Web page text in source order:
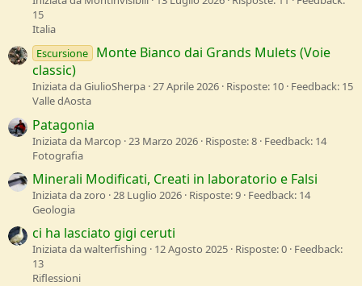
15
Italia
Escursione
Monte Bianco dai Grands Mulets (Voie
classic)
Iniziata da GiulioSherpa 27 Aprile 2026 Risposte: 10 Feedback: 15
Valle dAosta
Patagonia
Iniziata da Marcop 23 Marzo 2026 Risposte: 8 Feedback: 14
Fotografia
Minerali Modificati, Creati in laboratorio e Falsi
Iniziata da zoro 28 Luglio 2026 Risposte: 9 Feedback: 14
Geologia
ci ha lasciato gigi ceruti
Iniziata da walterfishing 12 Agosto 2025 Risposte: 0 Feedback:
13
Riflessioni